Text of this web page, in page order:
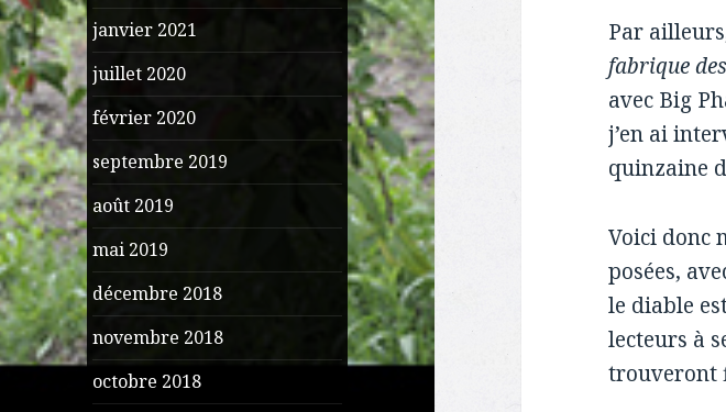
janvier 2021
juillet 2020
février 2020
septembre 2019
août 2019
mai 2019
décembre 2018
novembre 2018
octobre 2018
Par
fabrique
avec Big
j’en ai
quinzaine
Voici donc
posées,
le diable
lecteurs à
trouveront